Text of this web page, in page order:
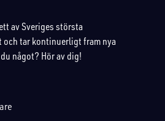
av Sveriges största
tar kontinuerligt fram nya
något? Hör av dig!